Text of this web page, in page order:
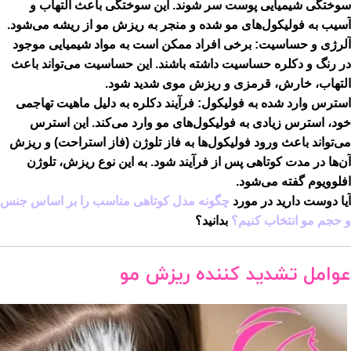
سوختگی شیمیایی پوست سر شوند. این سوختگی باعث التهاب و
آسیب به فولیکول‌های مو شده و منجر به ریزش مو از ریشه می‌شود.
آلرژی و حساسیت: برخی افراد ممکن است به مواد شیمیایی موجود
در رنگ و دکلره حساسیت داشته باشند. این حساسیت می‌تواند باعث
التهاب، خارش، قرمزی و ریزش موی شدید شود.
استرس وارد شده به فولیکول: فرآیند دکلره به دلیل ماهیت تهاجمی
خود، استرس زیادی به فولیکول‌های مو وارد می‌کند. این استرس
می‌تواند باعث ورود فولیکول‌ها به فاز تلوژن (فاز استراحت) و ریزش
آن‌ها در مدت کوتاهی پس از فرآیند شود. به این نوع ریزش،تلوژن
افلوویوم گفته می‌شود.
آیا دوست دارید در مورد چگونه مدل کوتاهی مناسب را بر اساس جنس
و حجم مو انتخاب کنیم؟ بدانید؟
عوامل تشدید کننده ریزش مو